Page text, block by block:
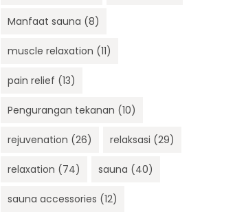
Manfaat sauna (8)
muscle relaxation (11)
pain relief (13)
Pengurangan tekanan (10)
rejuvenation (26) relaksasi (29)
relaxation (74) sauna (40)
sauna accessories (12)